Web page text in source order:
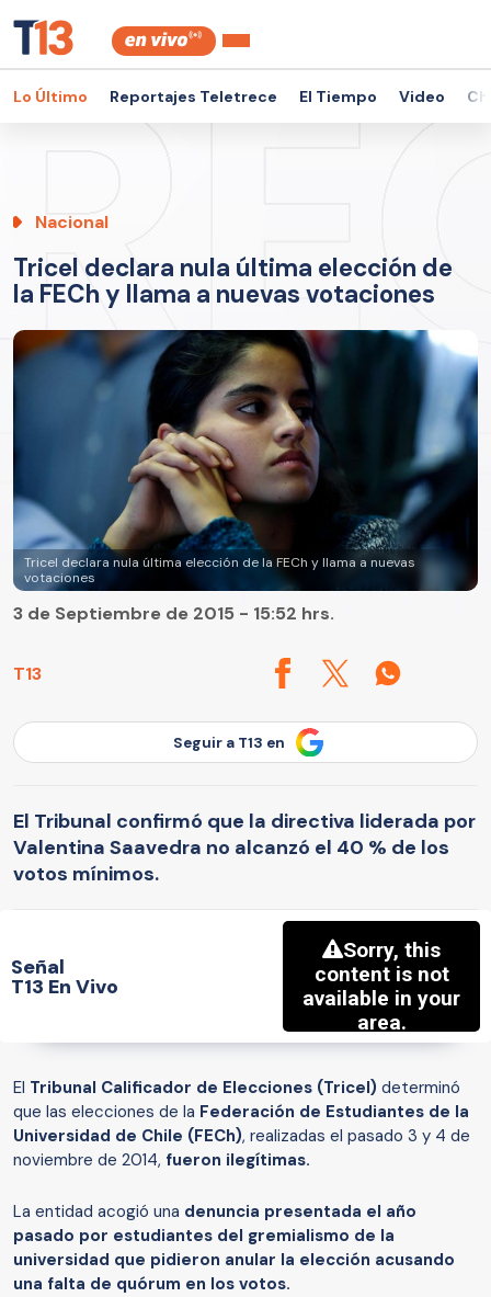
Lo Último Reportajes Teletrece El Tiempo Video
Nacional
Tricel declara nula última elección de
la FECh y llama a nuevas votaciones
Tricel declara nula última elección de la FECh y llama a nuevas
votaciones
T13
3 de Septiembre de 2015 - 15:52 hrs.
Seguir a T13 en
El Tribunal confirmó que la directiva liderada por
Valentina Saavedra no alcanzó el 40 % de los
votos mínimos.
Señal
T13 En Vivo
El Tribunal Calificador de Elecciones (Tricel) determinó
que las elecciones de la Federación de Estudiantes de la
Universidad de Chile (FECh), realizadas el pasado 3 y 4 de
noviembre de 2014, fueron ilegítimas.
La entidad acogió una denuncia presentada el año
pasado por estudiantes del gremialismo de la
universidad que pidieron anular la elección acusando
una falta de quórum en los votos.